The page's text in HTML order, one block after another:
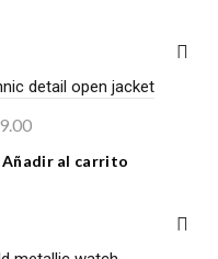
detail open jacket
Añadir al carrito